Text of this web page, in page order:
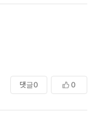
댓글0 0